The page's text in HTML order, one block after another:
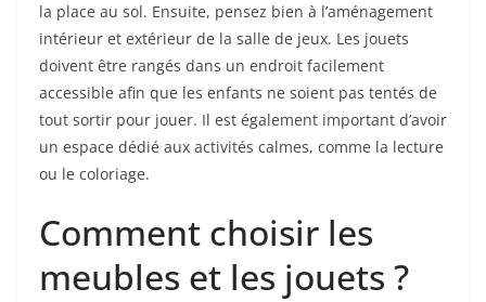
la place au sol. Ensuite, pensez bien à l’aménagement
intérieur et extérieur de la salle de jeux. Les jouets
doivent être rangés dans un endroit facilement
accessible afin que les enfants ne soient pas tentés de
tout sortir pour jouer. Il est également important d’avoir
un espace dédié aux activités calmes, comme la lecture
ou le coloriage.
Comment choisir les
meubles et les jouets ?